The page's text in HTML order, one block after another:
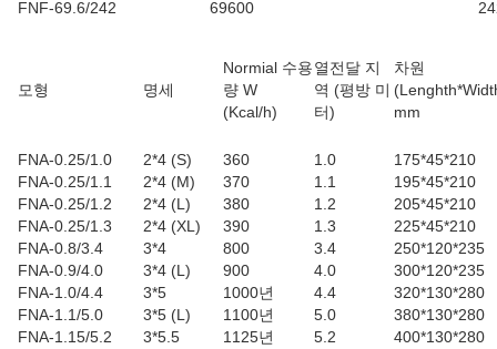
FNF-69.6/242 69600
모형 명세
Normial 수용
량 W
(Kcal/h)
열전달 지
역 (평방 미
터)
차원
mm
FNA-0.25/1.0 2*4 (S) 360 1.0
175*45*210
FNA-0.25/1.1
2*4 (M) 370 1.1
195*45*210
FNA-0.25/1.2
2*4 (L) 380 1.2
205*45*210
FNA-0.25/1.3
2*4 (XL) 390 1.3
225*45*210
FNA-0.8/3.4
3*4 800 3.4
250*120*235
FNA-0.9/4.0
3*4 (L) 900 4.0
300*120*235
FNA-1.0/4.4
3*5 1000년 4.4
320*130*280
FNA-1.1/5.0
3*5 (L) 1100년 5.0
380*130*280
FNA-1.15/5.2
3*5.5 1125년 5.2
400*130*280